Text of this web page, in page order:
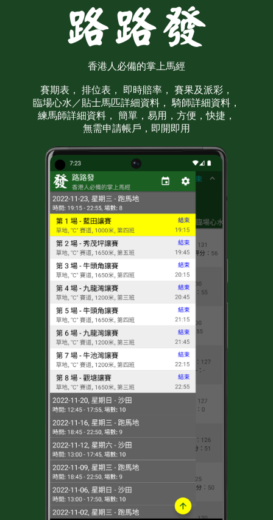
香港人必備的掌上馬經
賽期表， 排位表， 即時賠率，
賽果及派彩，
臨場心水／貼士馬匹詳細資料，
騎師詳細資料，
練馬師詳細資料，
簡單，易用，方便，快捷，
無需申請帳戶，即開即用